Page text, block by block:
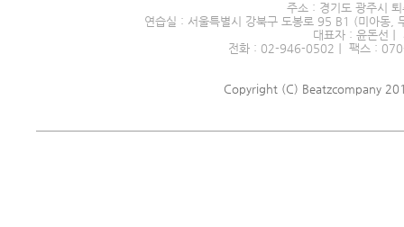
주소 : 경기도 광주시
연습실 : 서울특별시 강북구 도봉로 95 B1 (미아동,
대표자 : 윤돈선
전화 : 02-946-0502｜ 팩스 :
Copyright (C) Beatzcompany